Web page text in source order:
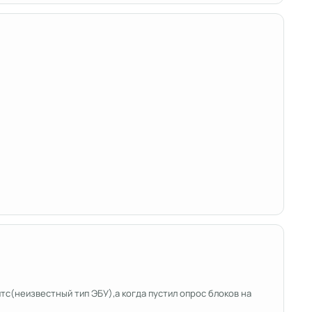
тип ЭБУ),а когда пустил опрос блоков на